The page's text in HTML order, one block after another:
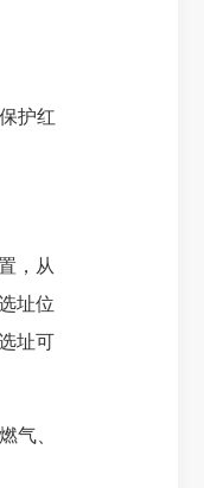
护红
，从
址位
址可
气、